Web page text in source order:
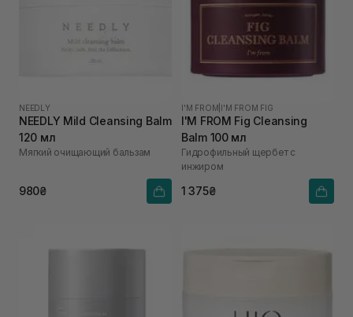
NEEDLY
NEEDLY Mild Cleansing Balm
120 мл
Мягкий очищающий бальзам
980₴
I'M FROM I'M FROM FIG
I'M FROM Fig Cleansing
Balm 100 мл
Гидрофильный щербет с
инжиром
1 375₴